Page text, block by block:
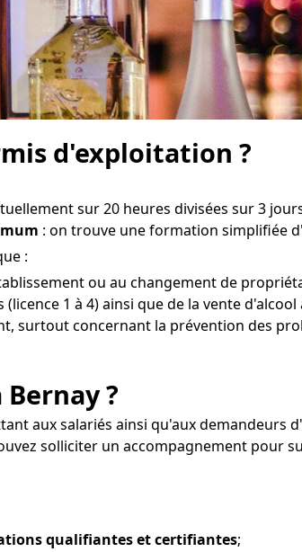
d'exploitation ?
sur 20 heures divisées sur 3
: on trouve une formation simplifiée
:
ou au changement de
1 à 4) ainsi que de la vente
surtout concernant la prévention des
?
aux salariés ainsi qu'aux demandeurs
solliciter un accompagnement pour
qualifiantes et certifiantes;